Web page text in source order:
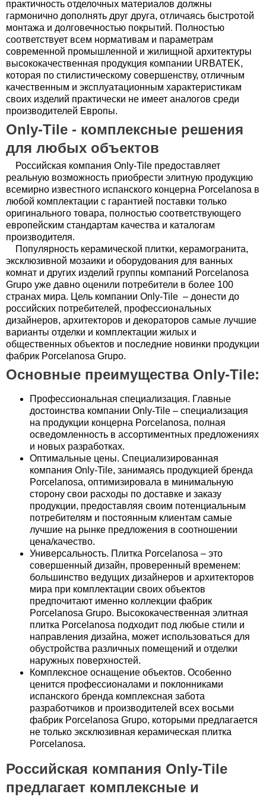
практичность отделочных материалов должны
гармонично дополнять друг друга, отличаясь быстротой
монтажа и долговечностью покрытий. Полностью
соответствует всем нормативам и параметрам
современной промышленной и жилищной архитектуры
высококачественная продукция компании URBATEK,
которая по стилистическому совершенству, отличным
качественным и эксплуатационным характеристикам
своих изделий практически не имеет аналогов среди
производителей Европы.
Only-Tile - комплексные решения
для любых объектов
Российская компания Only-Tile предоставляет
реальную возможность приобрести элитную продукцию
всемирно известного испанского концерна Porcelanosa в
любой комплектации с гарантией поставки только
оригинального товара, полностью соответствующего
европейским стандартам качества и каталогам
производителя.
Популярность керамической плитки, керамогранита,
эксклюзивной мозаики и оборудования для ванных
комнат и других изделий группы компаний Porcelanosa
Grupo уже давно оценили потребители в более 100
странах мира. Цель компании Only-Tile – донести до
российских потребителей, профессиональных
дизайнеров, архитекторов и декораторов самые лучшие
варианты отделки и комплектации жилых и
общественных объектов и последние новинки продукции
фабрик Porcelanosa Grupo.
Основные преимущества Only-Tile:
Профессиональная специализация. Главные
достоинства компании Only-Tile – специализация
на продукции концерна Porcelanosa, полная
осведомленность в ассортиментных предложениях
и новых разработках.
Оптимальные цены. Специализированная
компания Only-Tile, занимаясь продукцией бренда
Porcelanosa, оптимизировала в минимальную
сторону свои расходы по доставке и заказу
продукции, предоставляя своим потенциальным
потребителям и постоянным клиентам самые
лучшие на рынке предложения в соотношении
цена/качество.
Универсальность. Плитка Porcelanosa – это
совершенный дизайн, проверенный временем:
большинство ведущих дизайнеров и архитекторов
мира при комплектации своих объектов
предпочитают именно коллекции фабрик
Porcelanosa Grupo. Высококачественная элитная
плитка Porcelanosa подходит под любые стили и
направления дизайна, может использоваться для
обустройства различных помещений и отделки
наружных поверхностей.
Комплексное оснащение объектов. Особенно
ценится профессионалами и поклонниками
испанского бренда комплексная забота
разработчиков и производителей всех восьми
фабрик Porcelanosa Grupo, которыми предлагается
не только эксклюзивная керамическая плитка
Porcelanosa.
Российская компания Only-Tile
предлагает комплексные и